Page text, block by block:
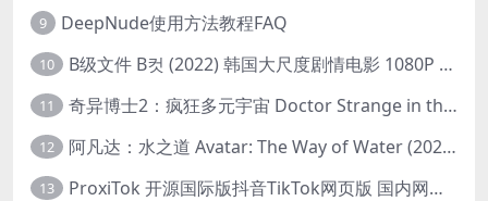
9 DeepNude使用方法教程FAQ
10 B级文件 B컷 (2022) 韩国大尺度剧情电影 1080P 中字
11 奇异博士2：疯狂多元宇宙 Doctor Strange in the Multiverse of Madness (2022) 高清版1080p
12 阿凡达：水之道 Avatar: The Way of Water (2022) 1080p 2k 4k 中文字幕
13 ProxiTok 开源国际版抖音TikTok网页版 国内网络直连